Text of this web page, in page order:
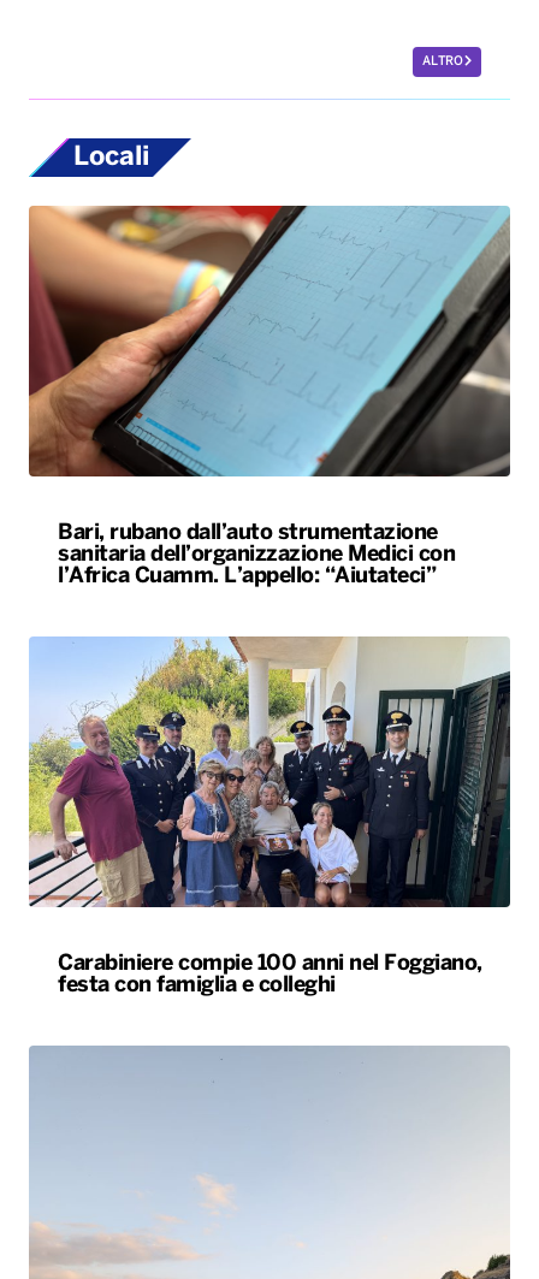
ALTRO
Locali
Bari, rubano dall’auto strumentazione
sanitaria dell’organizzazione Medici con
l’Africa Cuamm. L’appello: “Aiutateci”
Carabiniere compie 100 anni nel Foggiano,
festa con famiglia e colleghi